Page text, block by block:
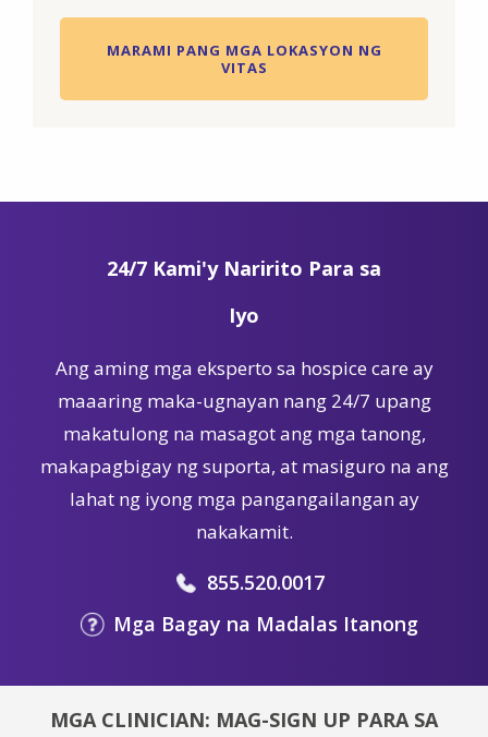
MARAMI PANG MGA LOKASYON NG
VITAS
24/7 Kami'y Naririto Para sa
Iyo
Ang aming mga eksperto sa hospice care ay
maaaring maka-ugnayan nang 24/7 upang
makatulong na masagot ang mga tanong,
makapagbigay ng suporta, at masiguro na ang
lahat ng iyong mga pangangailangan ay
nakakamit.
855.520.0017
Mga Bagay na Madalas Itanong
MGA CLINICIAN: MAG-SIGN UP PARA SA